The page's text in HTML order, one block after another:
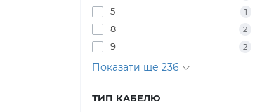
5 1
8 2
9 2
Показати ще 236
ТИП КАБЕЛЮ